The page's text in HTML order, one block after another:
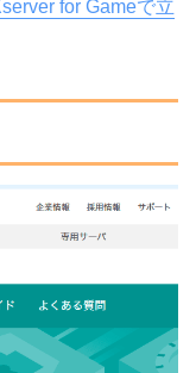
for Gameで立